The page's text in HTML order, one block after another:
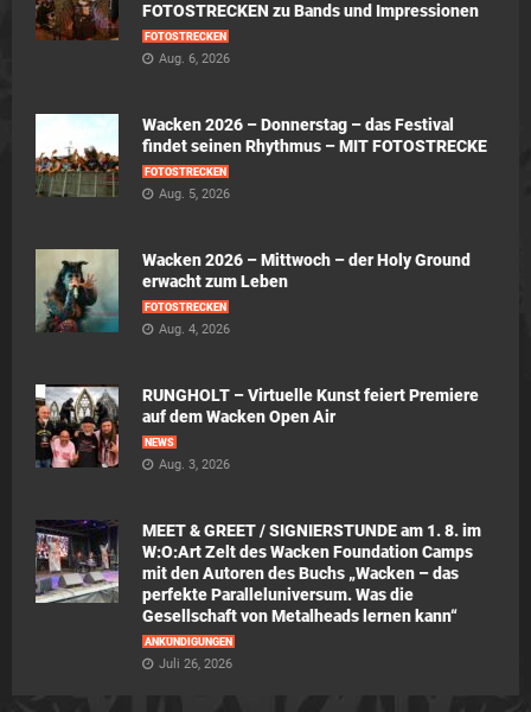
FOTOSTRECKEN zu Bands und Impressionen
FOTOSTRECKEN
Aug. 6, 2026
Wacken 2026 – Donnerstag – das Festival
findet seinen Rhythmus – MIT FOTOSTRECKE
FOTOSTRECKEN
Aug. 5, 2026
Wacken 2026 – Mittwoch – der Holy Ground
erwacht zum Leben
FOTOSTRECKEN
Aug. 4, 2026
RUNGHOLT – Virtuelle Kunst feiert Premiere
auf dem Wacken Open Air
NEWS
Aug. 3, 2026
MEET & GREET / SIGNIERSTUNDE am 1. 8. im
W:O:Art Zelt des Wacken Foundation Camps
mit den Autoren des Buchs „Wacken – das
perfekte Paralleluniversum. Was die
Gesellschaft von Metalheads lernen kann“
ANKÜNDIGUNGEN
Juli 26, 2026